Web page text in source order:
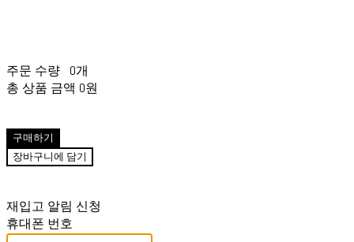
주문 수량
0개
총 상품 금액 0원
구매하기
장바구니에 담기
재입고 알림 신청
휴대폰 번호